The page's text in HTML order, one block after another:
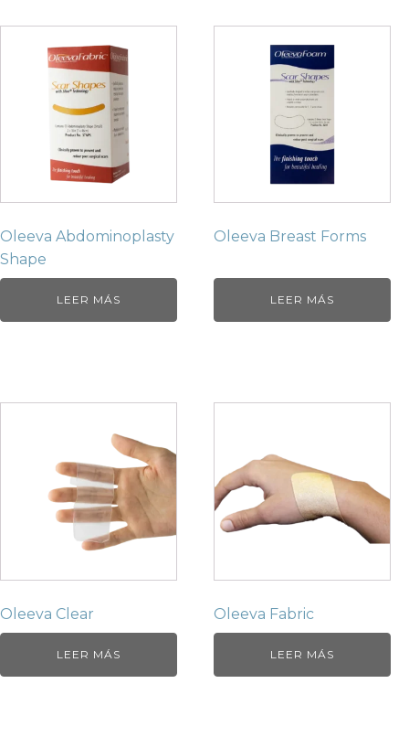
Oleeva Abdominoplasty
Shape
LEER MÁS
Oleeva Breast Forms
LEER MÁS
Oleeva Clear
LEER MÁS
Oleeva Fabric
LEER MÁS